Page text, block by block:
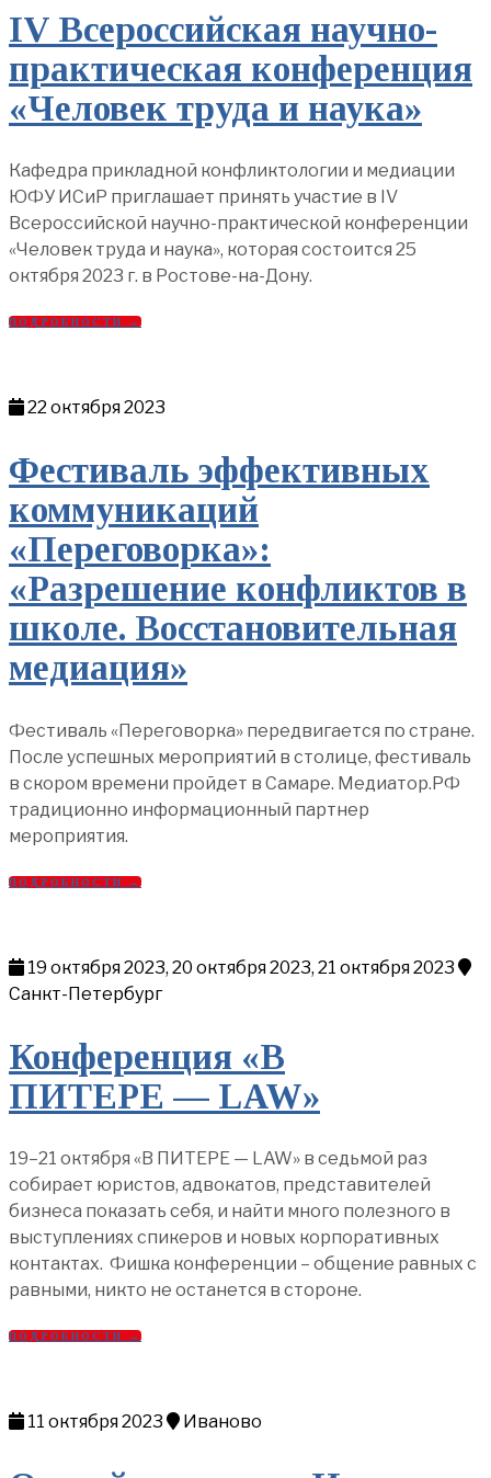
IV Всероссийская научно-
практическая конференция
«Человек труда и наука»
Кафедра прикладной конфликтологии и медиации
ЮФУ ИСиР приглашает принять участие в IV
Всероссийской научно-практической конференции
«Человек труда и наука», которая состоится 25
октября 2023 г. в Ростове-на-Дону.
ПОДРОБНОСТИ →
22 октября 2023
Фестиваль эффективных
коммуникаций
«Переговорка»:
«Разрешение конфликтов в
школе. Восстановительная
медиация»
Фестиваль «Переговорка» передвигается по стране.
После успешных мероприятий в столице, фестиваль
в скором времени пройдет в Самаре. Медиатор.РФ
традиционно информационный партнер
мероприятия.
ПОДРОБНОСТИ →
19 октября 2023, 20 октября 2023, 21 октября 2023
Санкт-Петербург
Конференция «В
ПИТЕРЕ — LAW»
19–21 октября «В ПИТЕРЕ — LAW» в седьмой раз
собирает юристов, адвокатов, представителей
бизнеса показать себя, и найти много полезного в
выступлениях спикеров и новых корпоративных
контактах. Фишка конференции – общение равных с
равными, никто не останется в стороне.
ПОДРОБНОСТИ →
11 октября 2023 Иваново